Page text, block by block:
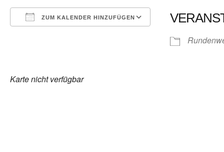
ZUM KALENDER HINZUFÜGEN
Google Kalender
Karte nicht verfügbar